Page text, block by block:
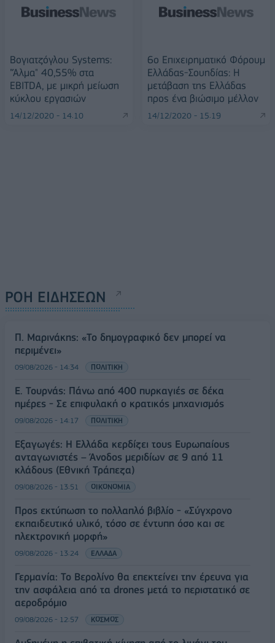
Βογιατζόγλου Systems:
"Άλμα" 40,55% στα
EBITDA, με μικρή μείωση
κύκλου εργασιών
14/12/2020 - 14:10
6ο Επιχειρηματικό Φόρουμ
Ελλάδας-Σουηδίας: Η
μετάβαση της Ελλάδας
προς ένα βιώσιμο μέλλον
14/12/2020 - 15:19
ΡΟΗ ΕΙΔΗΣΕΩΝ
Π. Μαρινάκης: «Το δημογραφικό δεν μπορεί να
περιμένει»
09/08/2026 - 14:34 ΠΟΛΙΤΙΚΗ
Ε. Τουρνάς: Πάνω από 400 πυρκαγιές σε δέκα
ημέρες - Σε επιφυλακή ο κρατικός μηχανισμός
09/08/2026 - 14:17 ΠΟΛΙΤΙΚΗ
Εξαγωγές: Η Ελλάδα κερδίζει τους Ευρωπαίους
ανταγωνιστές – Άνοδος μεριδίων σε 9 από 11
κλάδους (Εθνική Τράπεζα)
09/08/2026 - 13:51 ΟΙΚΟΝΟΜΙΑ
Προς εκτύπωση το πολλαπλό βιβλίο - «Σύγχρονο
εκπαιδευτικό υλικό, τόσο σε έντυπη όσο και σε
ηλεκτρονική μορφή»
09/08/2026 - 13:24 ΕΛΛΑΔΑ
Γερμανία: Το Βερολίνο θα επεκτείνει την έρευνα για
την ασφάλεια από τα drones μετά το περιστατικό σε
αεροδρόμιο
09/08/2026 - 12:57 ΚΟΣΜΟΣ